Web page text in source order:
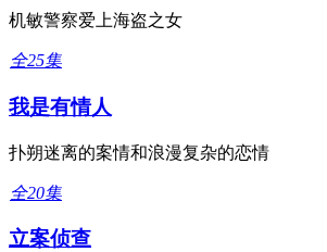
机敏警察爱上海盗之女
全25集
我是有情人
扑朔迷离的案情和浪漫复杂的恋情
全20集
立案侦查